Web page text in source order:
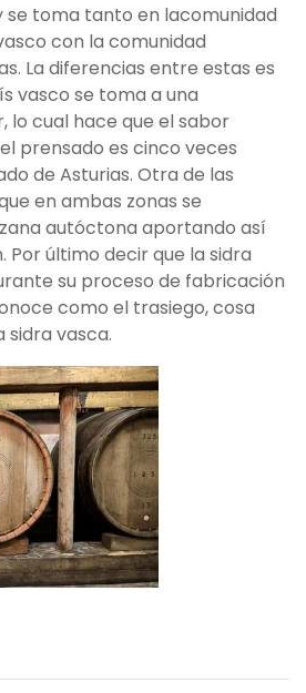
se toma tanto en lacomunidad
con la comunidad
La diferencias entre estas es
vasco se toma a una
cual hace que el sabor
prensado es cinco veces
de Asturias. Otra de las
en ambas zonas se
autóctona aportando así
Por último decir que la sidra
su proceso de fabricación
como el trasiego, cosa
sidra vasca.